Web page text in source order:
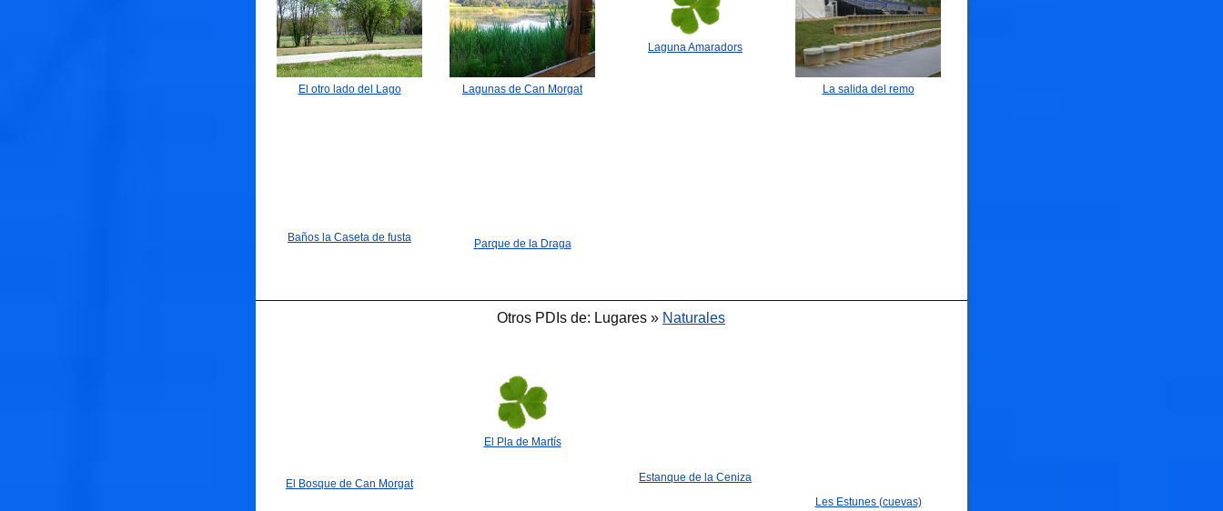
Campo de regatas Día brumoso
El otro lado del Lago Lagunas de Can Morgat
Laguna Amaradors
La salida del remo
Baños la Caseta de fusta Parque de la Draga
Otros PDIs de: Lugares » Naturales
El Bosque de Can Morgat
El Pla de Martís
Estanque de la Ceniza
Les Estunes (cuevas)